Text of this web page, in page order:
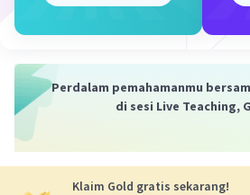
Perdalam pemahamanmu
di sesi Live Teaching,
Klaim Gold gratis sekarang!